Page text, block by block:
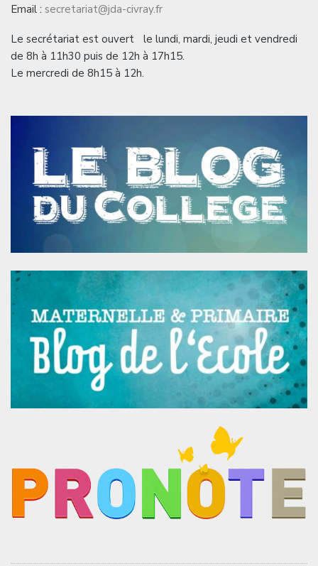
Email : secretariat@jda-civray.fr
Le secrétariat est ouvert le lundi, mardi, jeudi et vendredi
de 8h à 11h30 puis de 12h à 17h15.
Le mercredi de 8h15 à 12h.